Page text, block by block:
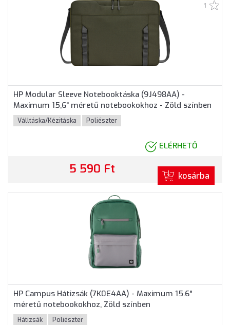
1
HP Modular Sleeve Notebooktáska (9J498AA) -
Maximum 15,6" méretű notebookokhoz - Zöld színben
Válltáska/Kézitáska Poliészter
ELÉRHETŐ
5 590 Ft kosárba
HP Campus Hátizsák (7K0E4AA) - Maximum 15.6"
méretű notebookokhoz, Zöld színben
Hátizsák Poliészter